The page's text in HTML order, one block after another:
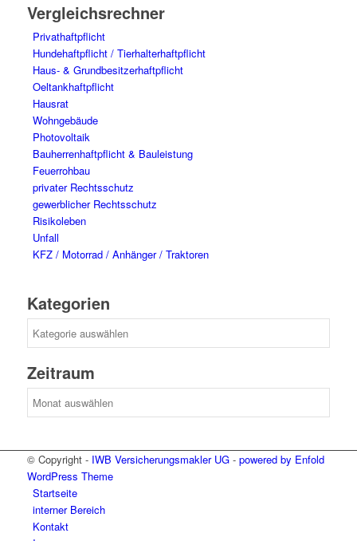
Vergleichsrechner
Privathaftpflicht
Hundehaftpflicht / Tierhalterhaftpflicht
Haus- & Grundbesitzerhaftpflicht
Oeltankhaftpflicht
Hausrat
Wohngebäude
Photovoltaik
Bauherrenhaftpflicht & Bauleistung
Feuerrohbau
privater Rechtsschutz
gewerblicher Rechtsschutz
Risikoleben
Unfall
KFZ / Motorrad / Anhänger / Traktoren
Kategorien
Zeitraum
© Copyright - IWB Versicherungsmakler UG- powered by Enfold
WordPress Theme
Startseite
interner Bereich
Kontakt